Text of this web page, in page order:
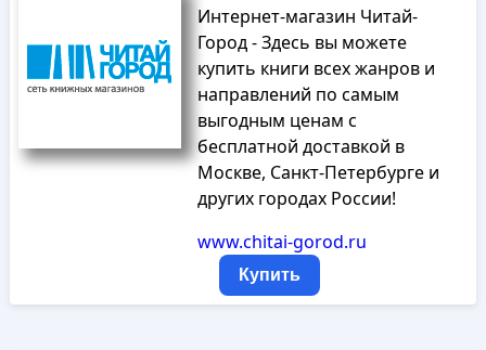
Интернет-магазин Читай-
Город - Здесь вы можете
купить книги всех жанров и
направлений по самым
выгодным ценам с
бесплатной доставкой в
Москве, Санкт-Петербурге и
других городах России!
www.chitai-gorod.ru
Купить